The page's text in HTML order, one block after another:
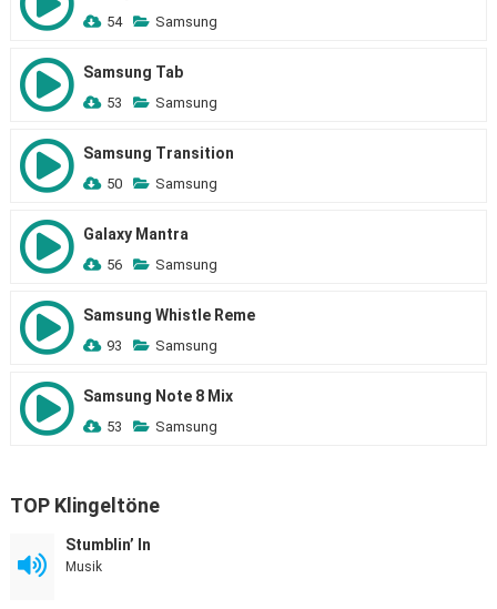
54 Samsung
Samsung Tab
53 Samsung
Samsung Transition
50 Samsung
Galaxy Mantra
56 Samsung
Samsung Whistle Reme
93 Samsung
Samsung Note 8 Mix
53 Samsung
TOP Klingeltöne
Stumblin’ In
Musik